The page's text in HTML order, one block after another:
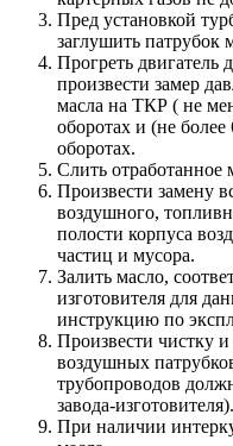
Пред установкой
заглушить патрубок
Прогреть двигатель
произвести замер
масла на ТКР ( не
оборотах и (не
оборотах.
Слить отработанное
Произвести замену
воздушного,
полости корпуса
частиц и мусора.
Залить масло,
изготовителя для
инструкцию по
Произвести чистку
воздушных
трубопроводов
завода-изготовителя).
При наличии